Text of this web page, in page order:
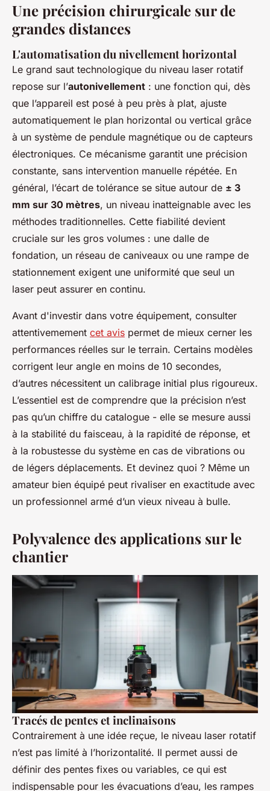
Une précision chirurgicale sur de
grandes distances
L'automatisation du nivellement horizontal
Le grand saut technologique du niveau laser rotatif
repose sur l’autonivellement : une fonction qui, dès
que l’appareil est posé à peu près à plat, ajuste
automatiquement le plan horizontal ou vertical grâce
à un système de pendule magnétique ou de capteurs
électroniques. Ce mécanisme garantit une précision
constante, sans intervention manuelle répétée. En
général, l’écart de tolérance se situe autour de ± 3
mm sur 30 mètres, un niveau inatteignable avec les
méthodes traditionnelles. Cette fiabilité devient
cruciale sur les gros volumes : une dalle de
fondation, un réseau de caniveaux ou une rampe de
stationnement exigent une uniformité que seul un
laser peut assurer en continu.
Avant d'investir dans votre équipement, consulter
attentivemement cet avis permet de mieux cerner les
performances réelles sur le terrain. Certains modèles
corrigent leur angle en moins de 10 secondes,
d’autres nécessitent un calibrage initial plus rigoureux.
L’essentiel est de comprendre que la précision n’est
pas qu’un chiffre du catalogue - elle se mesure aussi
à la stabilité du faisceau, à la rapidité de réponse, et
à la robustesse du système en cas de vibrations ou
de légers déplacements. Et devinez quoi ? Même un
amateur bien équipé peut rivaliser en exactitude avec
un professionnel armé d’un vieux niveau à bulle.
Polyvalence des applications sur le
chantier
Tracés de pentes et inclinaisons
Contrairement à une idée reçue, le niveau laser rotatif
n’est pas limité à l’horizontalité. Il permet aussi de
définir des pentes fixes ou variables, ce qui est
indispensable pour les évacuations d’eau, les rampes